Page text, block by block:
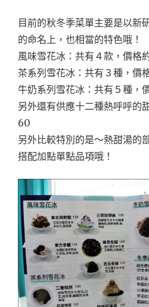
目前的秋冬季菜單主要是以新
的命名上，也相當的特色哦！
風味雪花冰：共有４款，價格
茶系列雪花冰：共有３種，價
牛奶系列雪花冰：共有５種，
另外還有供應十二種熱呼呼的
60
另外比較特別的是～熱甜湯的
搭配加點單點品項哦！